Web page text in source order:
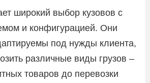
широкий выбор кузовов с
и конфигурацией. Они
под нужды клиента,
различные виды грузов –
товаров до перевозки